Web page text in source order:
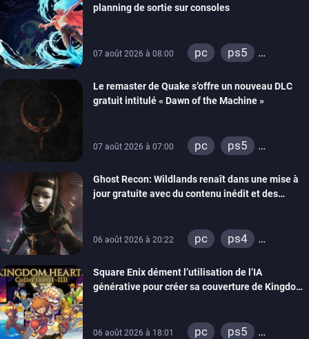
planning de sortie sur consoles
07 août 2026 à 08:00 pc
ps5
Le remaster de Quake s’offre un nouveau DLC
gratuit intitulé « Dawn of the Machine »
07 août 2026 à 07:00 pc
ps5
switch
ps4
xbox one
Ghost Recon: Wildlands renaît dans une mise à
jour gratuite avec du contenu inédit et des
06 août 2026 à 20:22 pc
ps4
Square Enix dément l’utilisation de l’IA
générative pour créer sa couverture de Kingdom
06 août 2026 à 18:01 pc
ps5